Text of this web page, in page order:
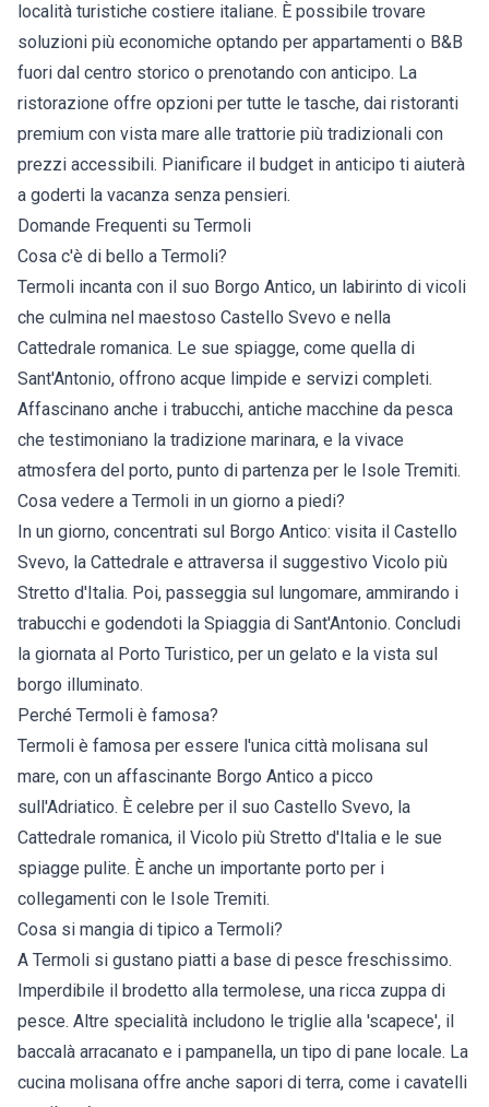
località turistiche costiere italiane. È possibile trovare
soluzioni più economiche optando per appartamenti o B&B
fuori dal centro storico o prenotando con anticipo. La
ristorazione offre opzioni per tutte le tasche, dai ristoranti
premium con vista mare alle trattorie più tradizionali con
prezzi accessibili. Pianificare il budget in anticipo ti aiuterà
a goderti la vacanza senza pensieri.
Domande Frequenti su Termoli
Cosa c'è di bello a Termoli?
Termoli incanta con il suo Borgo Antico, un labirinto di vicoli
che culmina nel maestoso Castello Svevo e nella
Cattedrale romanica. Le sue spiagge, come quella di
Sant'Antonio, offrono acque limpide e servizi completi.
Affascinano anche i trabucchi, antiche macchine da pesca
che testimoniano la tradizione marinara, e la vivace
atmosfera del porto, punto di partenza per le Isole Tremiti.
Cosa vedere a Termoli in un giorno a piedi?
In un giorno, concentrati sul Borgo Antico: visita il Castello
Svevo, la Cattedrale e attraversa il suggestivo Vicolo più
Stretto d'Italia. Poi, passeggia sul lungomare, ammirando i
trabucchi e godendoti la Spiaggia di Sant'Antonio. Concludi
la giornata al Porto Turistico, per un gelato e la vista sul
borgo illuminato.
Perché Termoli è famosa?
Termoli è famosa per essere l'unica città molisana sul
mare, con un affascinante Borgo Antico a picco
sull'Adriatico. È celebre per il suo Castello Svevo, la
Cattedrale romanica, il Vicolo più Stretto d'Italia e le sue
spiagge pulite. È anche un importante porto per i
collegamenti con le Isole Tremiti.
Cosa si mangia di tipico a Termoli?
A Termoli si gustano piatti a base di pesce freschissimo.
Imperdibile il brodetto alla termolese, una ricca zuppa di
pesce. Altre specialità includono le triglie alla 'scapece', il
baccalà arracanato e i pampanella, un tipo di pane locale. La
cucina molisana offre anche sapori di terra, come i cavatelli